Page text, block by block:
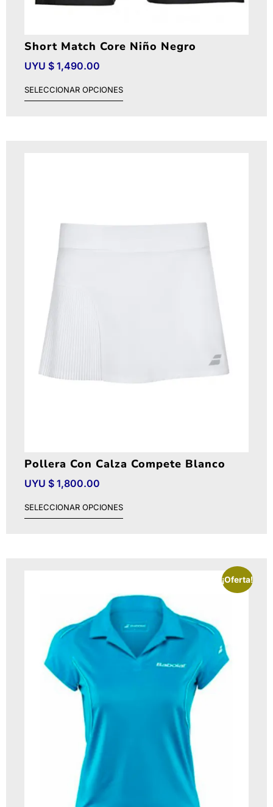
Short Match Core Niño Negro
UYU $ 1,490.00
SELECCIONAR OPCIONES
Pollera Con Calza Compete Blanco
UYU $ 1,800.00
SELECCIONAR OPCIONES
¡Oferta!